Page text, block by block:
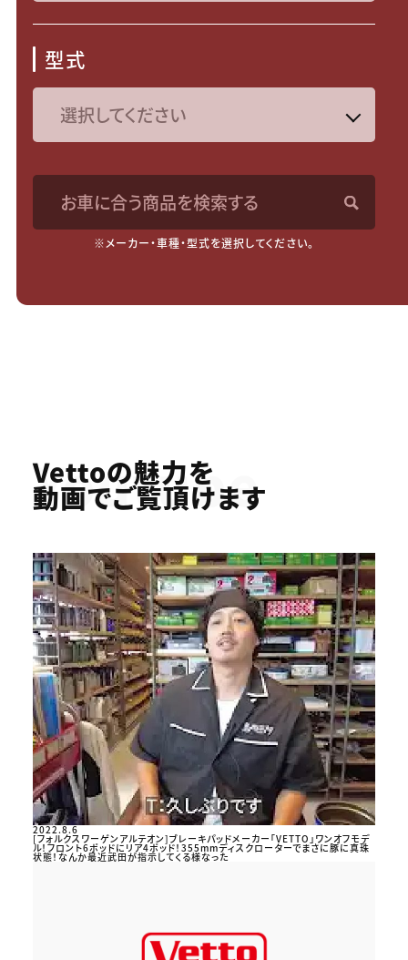
型式
お車に合う商品を検索する
※メーカー・車種・型式を選択してください。
Youtube
Vettoの魅力を
動画でご覧頂けます
2022.8.6
[フォルクスワーゲンアルテオン]ブレーキパッドメーカー「VETTO」ワンオフモデ
ル！フロント6ポッドにリア4ポッド！355mmディスクローターでまさに豚に真珠
状態！なんか最近武田が指示してくる様なった